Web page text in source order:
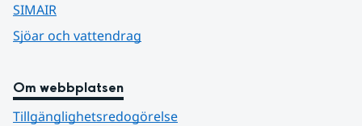
SIMAIR
Sjöar och vattendrag
Om webbplatsen
Tillgänglighetsredogörelse